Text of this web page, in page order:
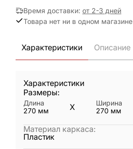
Время доставки: от 2-3 дней
Товара нет ни в одном магазине
Характеристики Описание
Характеристики
Размеры:
Длина
270 мм X
Ширина
270 мм
Материал каркаса:
Пластик